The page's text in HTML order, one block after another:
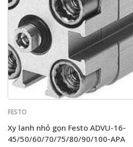
FESTO
Xy lanh nhỏ gọn Festo ADVU-16-
45/50/60/70/75/80/90/100-APA